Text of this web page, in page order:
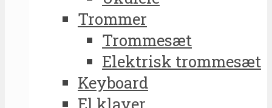
Trommer
Trommesæt
Elektrisk trommesæt
Keyboard
El klaver